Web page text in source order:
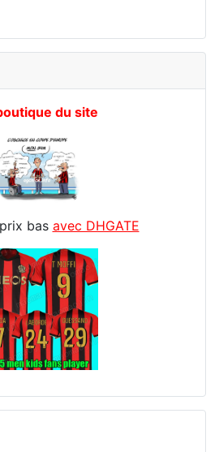
du site
bas avec DHGATE